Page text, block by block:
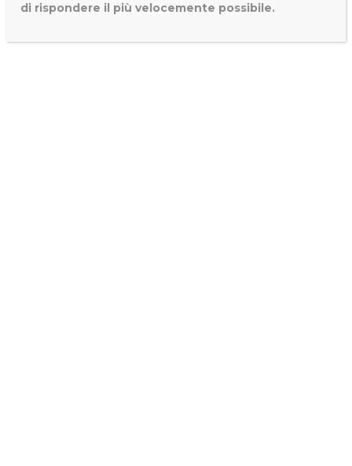
di rispondere il più velocemente possibile.